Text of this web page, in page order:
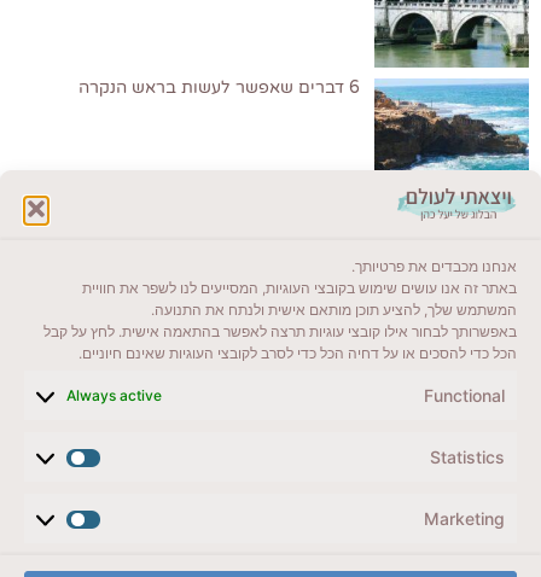
אנחנו מכבדים את פרטיותך.
באתר זה אנו עושים שימוש בקובצי העוגיות, המסייעים לנו לשפר את חוויית
המשתמש שלך, להציע תוכן מותאם אישית ולנתח את התנועה.
באפשרותך לבחור אילו קובצי עוגיות תרצה לאפשר בהתאמה אישית. לחץ על קבל
הכל כדי להסכים או על דחיה הכל כדי לסרב לקובצי העוגיות שאינם חיוניים.
Functional
Always active
Statistics
Marketing
6 דברים שאפשר לעשות בראש הנקרה
ייעדים מומלצים
מדריכים ועזרים
לשליחת הודעת וואטסאפ
veyatsati.laolam@gmail.com